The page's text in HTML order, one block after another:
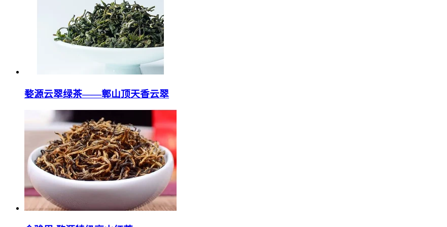
婺源云翠绿茶——鄣山顶天香云翠